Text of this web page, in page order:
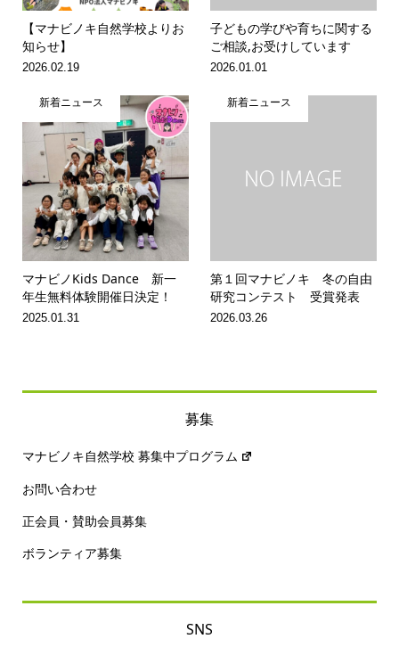
【マナビノキ自然学校よりお
知らせ】
2026.02.19
子どもの学びや育ちに関する
ご相談,お受けしています
2026.01.01
新着ニュース
マナビノKids Dance 新一
年生無料体験開催日決定！
2025.01.31
新着ニュース
第１回マナビノキ 冬の自由
研究コンテスト 受賞発表
2026.03.26
募集
マナビノキ自然学校 募集中プログラム
お問い合わせ
正会員・賛助会員募集
ボランティア募集
SNS